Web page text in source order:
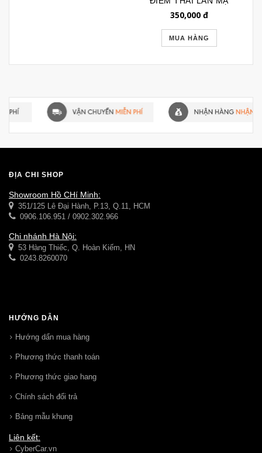
ĐỒNG SIZE L 096
350,000đ
MUA HÀNG
ĐỊA CHỈ SHOP
Showroom Hồ CHí Minh:
351/125 Lê Đại Hành, P.13, Q.11, HCM
0906.106.951 / 0902.302.966
Chi nhánh Hà Nội:
53 Hàng Thiếc, Q. Hoàn Kiếm, HN
0243.8260070
HƯỚNG DẪN
Hướng dẩn mua hàng
Phương thức thanh toán
Phương thức giao hang
Chính sách đổi trả
Bảng mẫu khung
Liên kết:
CyberCar.vn